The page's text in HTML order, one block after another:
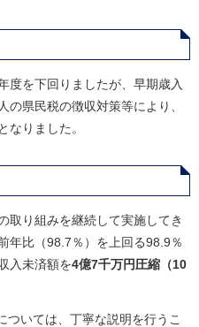
を下回りましたが、早期歳入
県民税の徴収対策等により、
なりました。
り組みを継続して実施してき
年比（98.7％）を上回る98.9％
入未済額を4億7千万円圧縮（10
ついては、丁寧な説明を行うこ